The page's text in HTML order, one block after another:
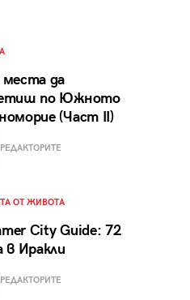
места да
по Южното
(Част II)
РЕДАКТОРИТЕ
ОТ ЖИВОТА
City Guide: 72
в Иракли
РЕДАКТОРИТЕ